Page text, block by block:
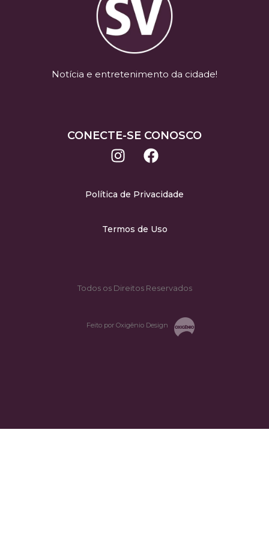
Notícia e entretenimento da cidade!
CONECTE-SE CONOSCO
Política de Privacidade
Termos de Uso
Todos os Direitos Reservados
Feito por Oxigênio Design